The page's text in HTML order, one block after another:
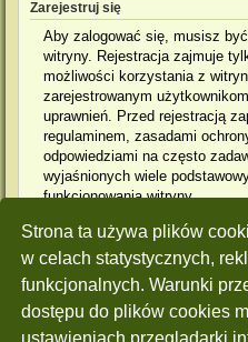
Strona ta używa plików
w celach statystycznych,
funkcjonalnych. Warunki
dostępu do plików cookies
ustawieniach przeglądarki
Zarejestruj się
Aby zalogować się, musisz
witryny. Rejestracja zajmuje
możliwości korzystania z
zarejestrowanym
uprawnień. Przed rejestracją
regulaminem, zasadami
odpowiedziami na często
wyjaśnionych wiele
funkcjonowania witryny.
Regulamin|Zasady ochrony
Zarejestruj się